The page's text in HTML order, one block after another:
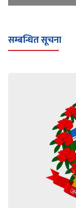
सम्बन्धित सूचना